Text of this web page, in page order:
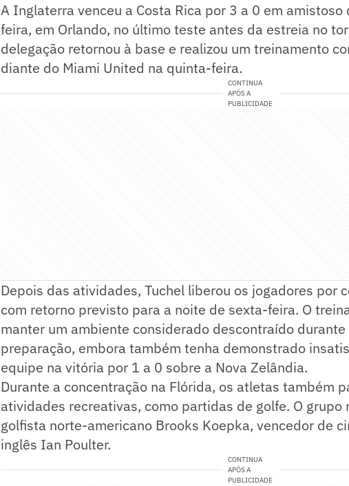
A Inglaterra venceu a Costa Rica por 3 a 0 em
feira, em Orlando, no último teste antes da estreia no
delegação retornou à base e realizou um treinamento
diante do Miami United na quinta-feira.
CONTINUA
APÓS A
PUBLICIDADE
Depois das atividades, Tuchel liberou os jogadores por
com retorno previsto para a noite de sexta-feira. O
manter um ambiente considerado descontraído
preparação, embora também tenha demonstrado
equipe na vitória por 1 a 0 sobre a Nova Zelândia.
Durante a concentração na Flórida, os atletas também
atividades recreativas, como partidas de golfe. O grupo
golfista norte-americano Brooks Koepka, vencedor de
inglês Ian Poulter.
CONTINUA
APÓS A
PUBLICIDADE